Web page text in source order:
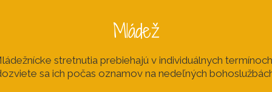
Mládež
stretnutia prebiehajú v individuálnych
sa ich počas oznamov na nedeľných